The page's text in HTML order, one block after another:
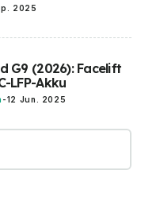
2025
G9 (2026): Facelift
LFP-Akku
-12 Jun. 2025